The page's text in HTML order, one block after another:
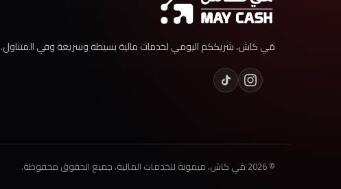
مَي كاش، شريككم اليومي لخدمات مالية بسيطة وسريعة وفي المتناول.
© 2026 مَي كاش، ميمونة للخدمات المالية. جميع الحقوق محفوظة.